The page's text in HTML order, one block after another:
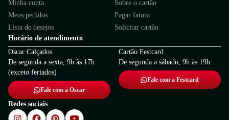
Minha conta
Meus pedidos
Lista de desejos
Sobre o cartão
Pagar fatura
Solicitar cartão
Horário de atendimento
Oscar Calçados
De segunda a sexta, 9h às 17h
(exceto feriados)
Fale com a Oscar
Cartão Festcard
De segunda a sábado, 9h às 19h
Fale com a Festcard
Redes sociais